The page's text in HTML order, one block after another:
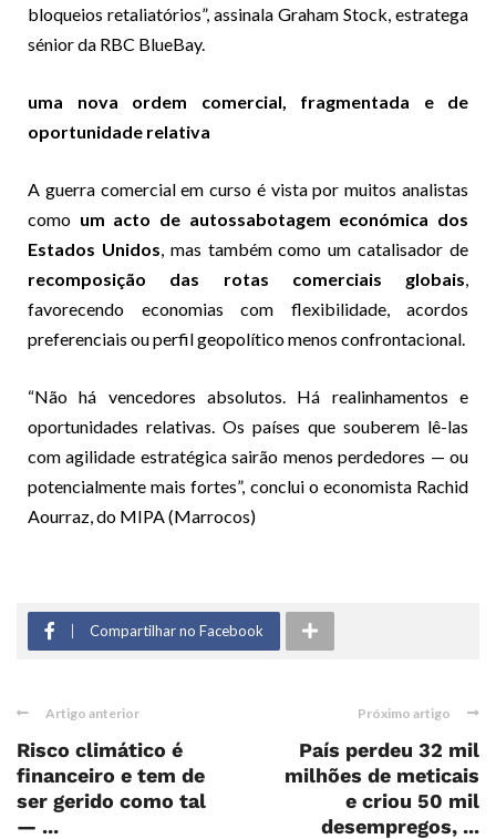
bloqueios retaliatórios”, assinala Graham Stock, estratega
sénior da RBC BlueBay.
uma nova ordem comercial, fragmentada e de
oportunidade relativa
A guerra comercial em curso é vista por muitos analistas
como um acto de autossabotagem económica dos
Estados Unidos, mas também como um catalisador de
recomposição das rotas comerciais globais,
favorecendo economias com flexibilidade, acordos
preferenciais ou perfil geopolítico menos confrontacional.
“Não há vencedores absolutos. Há realinhamentos e
oportunidades relativas. Os países que souberem lê-las
com agilidade estratégica sairão menos perdedores — ou
potencialmente mais fortes”, conclui o economista Rachid
Aourraz, do MIPA (Marrocos)
Compartilhar no Facebook
Artigo anterior
Risco climático é
financeiro e tem de
ser gerido como tal
— ...
Próximo artigo
País perdeu 32 mil
milhões de meticais
e criou 50 mil
desempregos, ...